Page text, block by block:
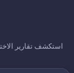
استكشف تقارير